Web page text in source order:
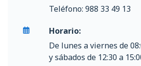
Teléfono: 988 33 49 13
Horario:
De lunes a viernes de
y sábados de 12:30 a